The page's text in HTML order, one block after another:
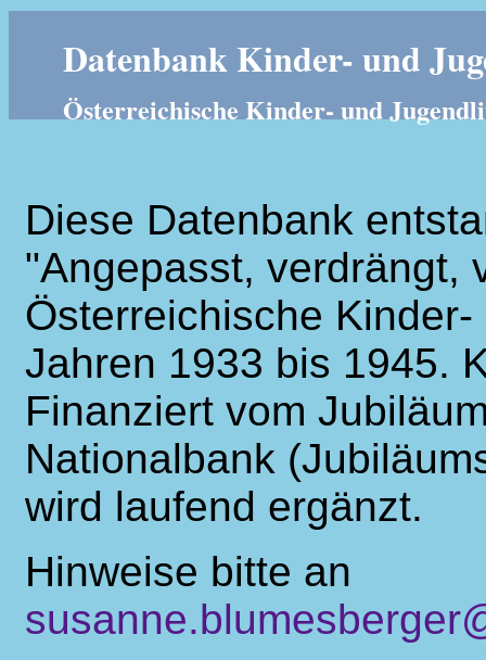
Datenbank Kinder- und
Österreichische Kinder- und
Diese Datenbank
"Angepasst, verdrängt,
Österreichische
Jahren 1933 bis 1945.
Finanziert vom
Nationalbank
wird laufend ergänzt.
Hinweise bitte an